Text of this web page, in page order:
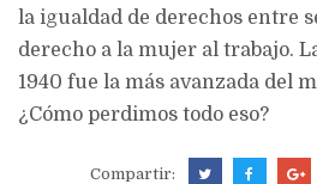
la igualdad de derechos entre
derecho a la mujer al trabajo.
1940 fue la más avanzada del
¿Cómo perdimos todo eso?
Compartir: